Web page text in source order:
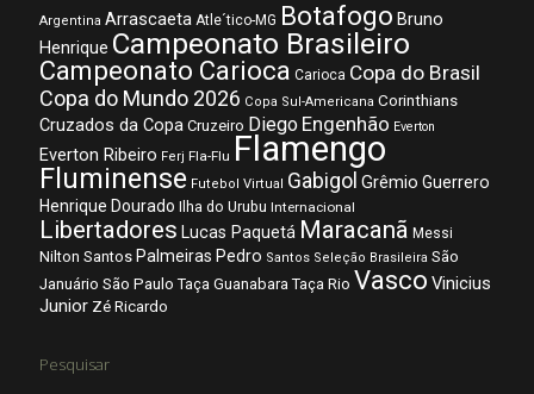
Argentina Arrascaeta Atle´tico-MG Botafogo Bruno
Henrique Campeonato Brasileiro
Campeonato Carioca Carioca Copa do Brasil
Copa do Mundo 2026 Copa Sul-Americana Corinthians
Cruzados da Copa Cruzeiro Diego Engenhão Everton
Everton Ribeiro Ferj Fla-Flu Flamengo
Fluminense Futebol Virtual Gabigol Grêmio Guerrero
Henrique Dourado Ilha do Urubu Internacional
Libertadores Lucas Paquetá Maracanã Messi
Nilton Santos Palmeiras Pedro Santos Seleção Brasileira São
Januário São Paulo Taça Guanabara Taça Rio Vasco Vinicius
Junior Zé Ricardo
Pesquisar